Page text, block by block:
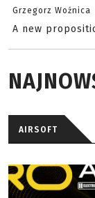
Grzegorz Woźnica
A new
AIRSOFT